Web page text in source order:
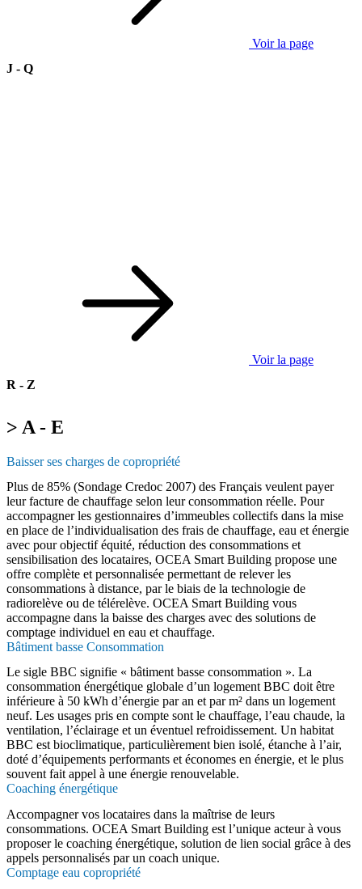
Voir la page
J - Q
Voir la page
R - Z
> A - E
Baisser ses charges de copropriété
Plus de 85% (Sondage Credoc 2007) des Français veulent payer
leur facture de chauffage selon leur consommation réelle. Pour
accompagner les gestionnaires d’immeubles collectifs dans la mise
en place de l’individualisation des frais de chauffage, eau et énergie
avec pour objectif équité, réduction des consommations et
sensibilisation des locataires, OCEA Smart Building propose une
offre complète et personnalisée permettant de relever les
consommations à distance, par le biais de la technologie de
radiorelève ou de télérelève. OCEA Smart Building vous
accompagne dans la baisse des charges avec des solutions de
comptage individuel en eau et chauffage.
Bâtiment basse Consommation
Le sigle BBC signifie « bâtiment basse consommation ». La
consommation énergétique globale d’un logement BBC doit être
inférieure à 50 kWh d’énergie par an et par m² dans un logement
neuf. Les usages pris en compte sont le chauffage, l’eau chaude, la
ventilation, l’éclairage et un éventuel refroidissement. Un habitat
BBC est bioclimatique, particulièrement bien isolé, étanche à l’air,
doté d’équipements performants et économes en énergie, et le plus
souvent fait appel à une énergie renouvelable.
Coaching énergétique
Accompagner vos locataires dans la maîtrise de leurs
consommations. OCEA Smart Building est l’unique acteur à vous
proposer le coaching énergétique, solution de lien social grâce à des
appels personnalisés par un coach unique.
Comptage eau copropriété